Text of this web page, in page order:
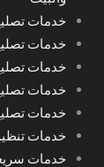
خدمات
خدمات تصليح
خدمات
خدمات
خدمات
خدمات
خدمات